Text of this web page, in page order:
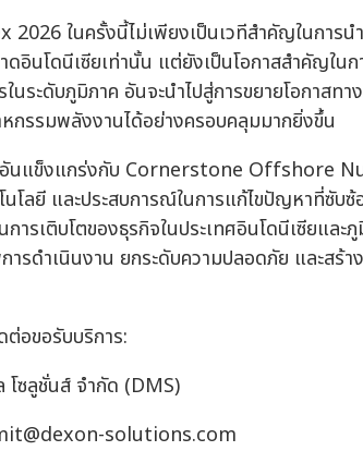
2026 ในครั้งนี้ไม่เพียงเป็นเวทีสำคัญในการ
อินโดนีเซียเท่านั้น แต่ยังเป็นโอกาสสำคัญใน
นระดับภูมิภาค อันจะนำไปสู่การขยายโอกาสท
กรรมพลังงานได้อย่างครอบคลุมมากยิ่งขึ้น
อันแข็งแกร่งกับ Cornerstone Offshore
โลยี และประสบการณ์ในการแก้ไขปัญหาที่ซับ
ารเติบโตของธุรกิจในประเทศอินโดนีเซียแ
ารดำเนินงาน ยกระดับความปลอดภัย และสร้
อขอรับบริการ:
โซลูชั่นส์ จำกัด (DMS)
solutions.com